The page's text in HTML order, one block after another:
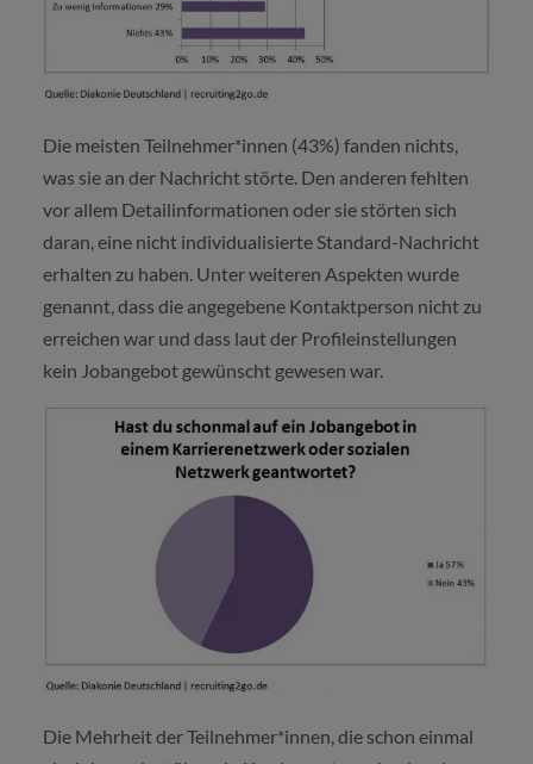
Die meisten Teilnehmer*innen (43%) fanden nichts,
was sie an der Nachricht störte. Den anderen fehlten
vor allem Detailinformationen oder sie störten sich
daran, eine nicht individualisierte Standard-Nachricht
erhalten zu haben. Unter weiteren Aspekten wurde
genannt, dass die angegebene Kontaktperson nicht zu
erreichen war und dass laut der Profileinstellungen
kein Jobangebot gewünscht gewesen war.
Die Mehrheit der Teilnehmer*innen, die schon einmal